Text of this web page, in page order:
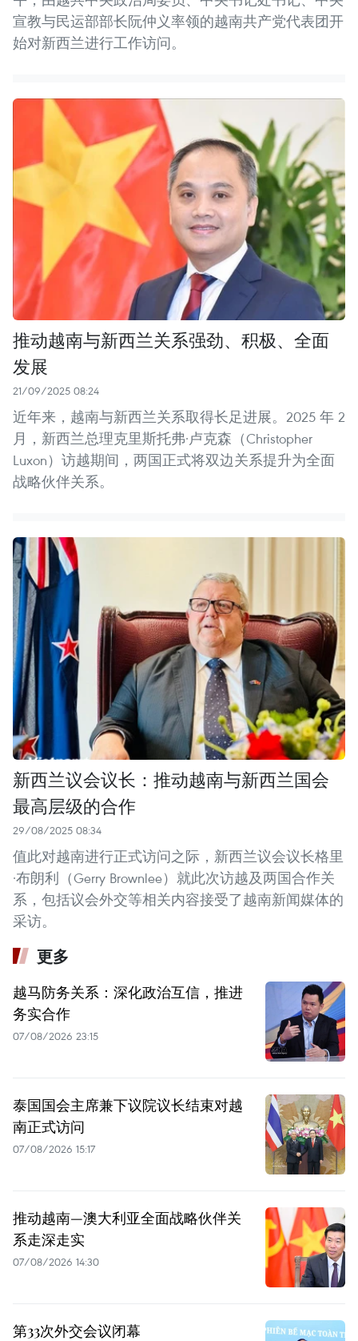
宣教与民运部部长阮仲义率领的越南共产党代表团开
始对新西兰进行工作访问。
推动越南与新西兰关系强劲、积极、全面
发展
21/09/2025 08:24
近年来，越南与新西兰关系取得长足进展。2025 年 2
月，新西兰总理克里斯托弗·卢克森（Christopher
Luxon）访越期间，两国正式将双边关系提升为全面
战略伙伴关系。
新西兰议会议长：推动越南与新西兰国会
最高层级的合作
29/08/2025 08:34
值此对越南进行正式访问之际，新西兰议会议长格里
·布朗利（Gerry Brownlee）就此次访越及两国合作关
系，包括议会外交等相关内容接受了越南新闻媒体的
采访。
更多
越马防务关系：深化政治互信，推进
务实合作
07/08/2026 23:15
泰国国会主席兼下议院议长结束对越
南正式访问
07/08/2026 15:17
推动越南—澳大利亚全面战略伙伴关
系走深走实
07/08/2026 14:30
第33次外交会议闭幕